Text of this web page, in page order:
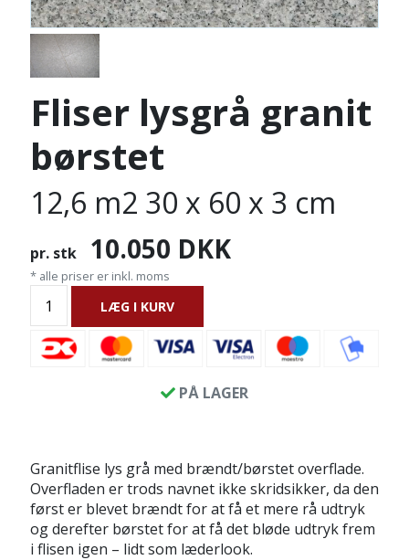
Fliser lysgrå granit
børstet
12,6 m2 30 x 60 x 3 cm
pr. stk 10.050 DKK
* alle priser er inkl. moms
LÆG I KURV
PÅ LAGER
Granitflise lys grå med brændt/børstet overflade.
Overfladen er trods navnet ikke skridsikker, da den
først er blevet brændt for at få et mere rå udtryk
og derefter børstet for at få det bløde udtryk frem
i flisen igen – lidt som læderlook.